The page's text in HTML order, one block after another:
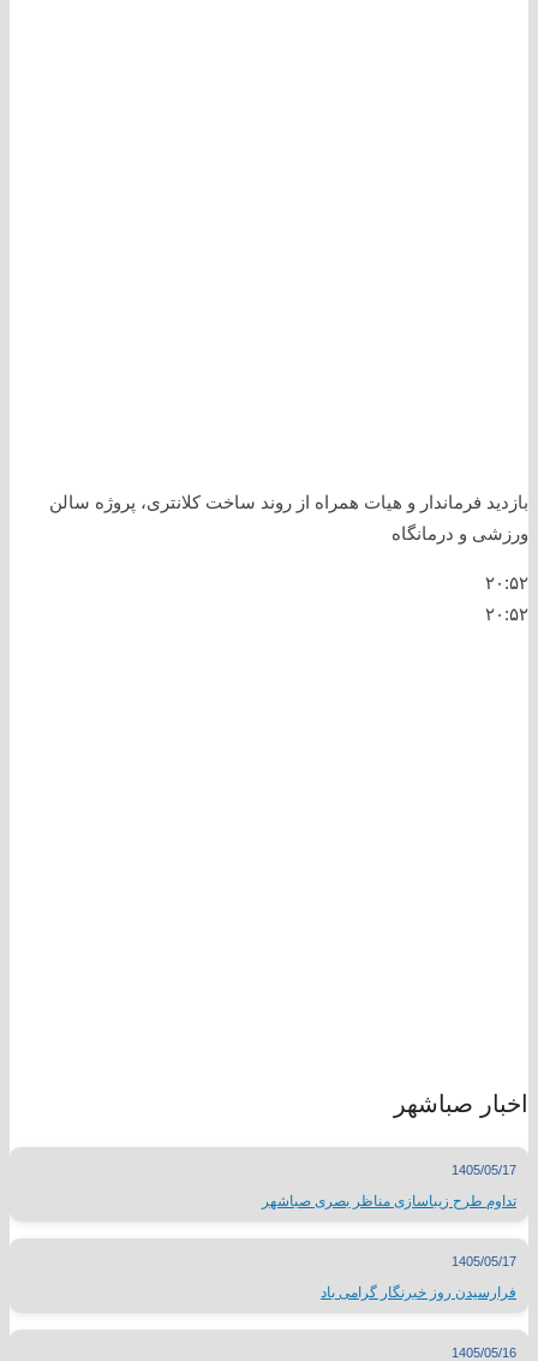
بازدید فرماندار و هیات همراه از روند ساخت کلانتری، پروژه سالن
ورزشی و درمانگاه
۲۰:۵۲
۲۰:۵۲
اخبار صباشهر
1405/05/17
تداوم طرح زیباسازی مناظر بصری صباشهر
1405/05/17
فرارسیدن روز خبرنگار گرامی باد
1405/05/16